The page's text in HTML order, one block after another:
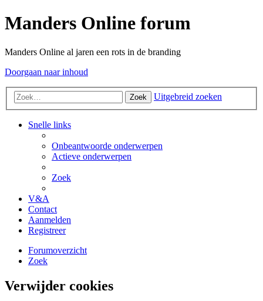
Manders Online forum
Manders Online al jaren een rots in de branding
Doorgaan naar inhoud
Zoek Uitgebreid zoeken
Snelle links
Onbeantwoorde onderwerpen
Actieve onderwerpen
Zoek
V&A
Contact
Aanmelden
Registreer
Forumoverzicht
Zoek
Verwijder cookies